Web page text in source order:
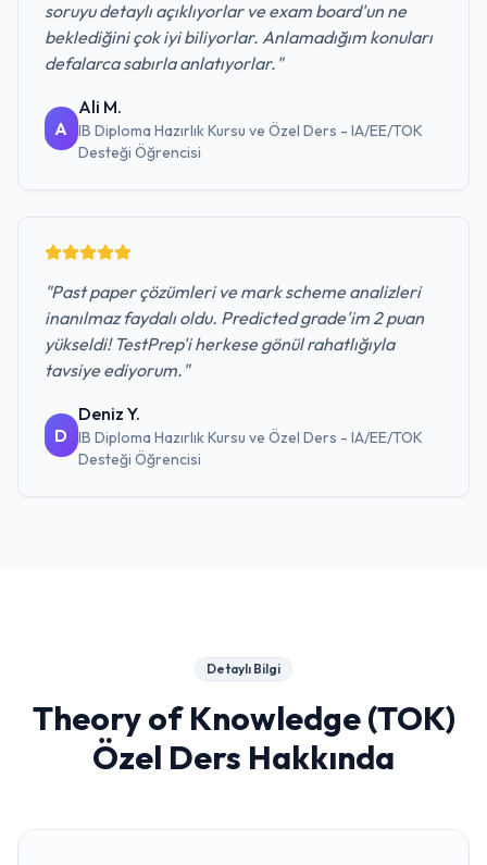
soruyu detaylı açıklıyorlar ve exam board'un ne
beklediğini çok iyi biliyorlar. Anlamadığım konuları
defalarca sabırla anlatıyorlar. "
A
Ali M.
IB Diploma Hazırlık Kursu ve Özel Ders - IA/EE/TOK
Desteği Öğrencisi
"Past paper çözümleri ve mark scheme analizleri
inanılmaz faydalı oldu. Predicted grade'im 2 puan
yükseldi! TestPrep'i herkese gönül rahatlığıyla
tavsiye ediyorum. "
D
Deniz Y.
IB Diploma Hazırlık Kursu ve Özel Ders - IA/EE/TOK
Desteği Öğrencisi
Detaylı Bilgi
Theory of Knowledge (TOK)
Özel Ders Hakkında